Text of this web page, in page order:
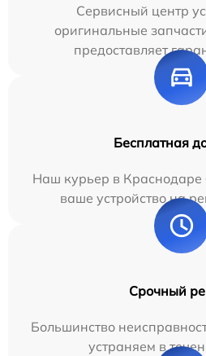
Сервисный центр
оригинальные
предоставляет
Бесплатная
Наш курьер в Краснодаре
ваше устройство на
Срочный
Большинство
устраняем в